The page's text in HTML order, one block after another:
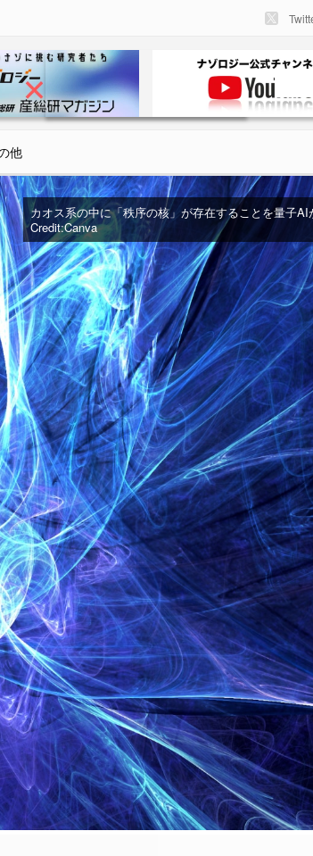
他
カオス系の中に「秩序の核」が存在することを量子
Credit:Canva